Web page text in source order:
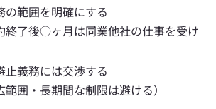
の範囲を明確にする
終了後○ヶ月は同業他社の仕事を受け
止義務には交渉する
範囲・長期間な制限は避ける）